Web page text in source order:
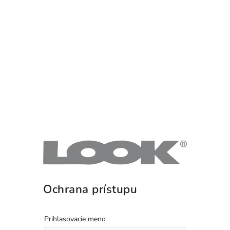
Ochrana prístupu
Prihlasovacie meno